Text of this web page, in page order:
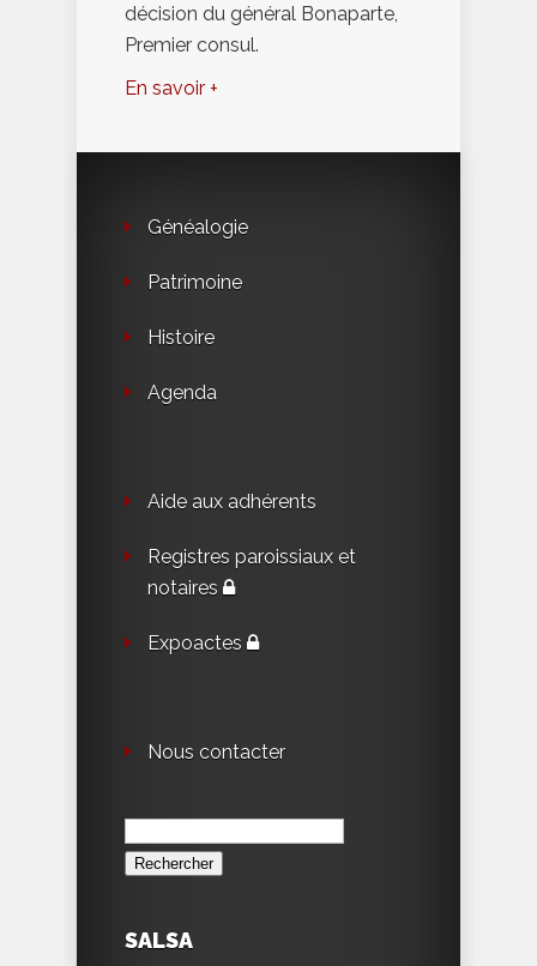
décision du général Bonaparte,
Premier consul.
En savoir +
Généalogie
Patrimoine
Histoire
Agenda
Aide aux adhérents
Registres paroissiaux et
notaires
Expoactes
Nous contacter
Rechercher :
SALSA